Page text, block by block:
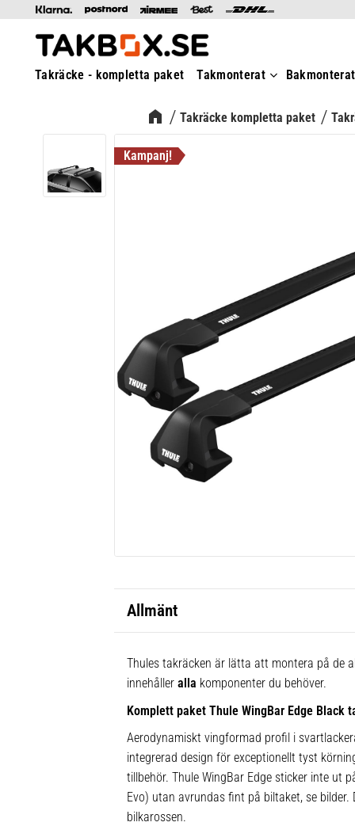
Takräcke - kompletta paket Takmonterat Bakmonterat
Takräcke kompletta paket
Allmänt
Thules takräcken är lätta att montera på de
innehåller alla komponenter du behöver.
Komplett paket Thule WingBar Edge Black
Aerodynamiskt vingformad profil i
integrerad design för exceptionellt tyst
tillbehör. Thule WingBar Edge sticker inte ut
Evo) utan avrundas fint på biltaket, se
bilkarossen.